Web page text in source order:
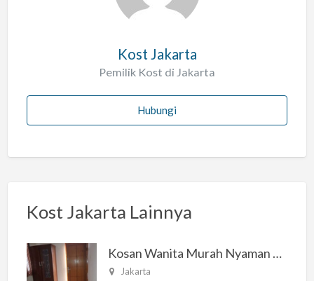
Kost Jakarta
Pemilik Kost di Jakarta
Hubungi
Kost Jakarta Lainnya
Kosan Wanita Murah Nyaman di Jakarta Selatan
Jakarta